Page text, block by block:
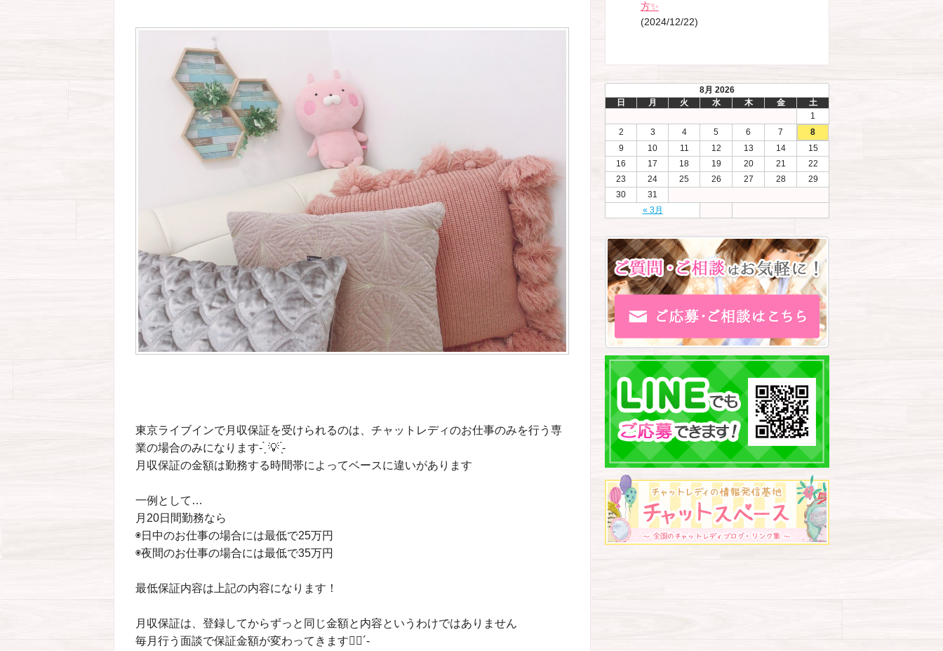
東京ライブインで月収保証を受けられるのは、チャットレディのお仕事のみを行う専
業の場合のみになります- ̗̀ 💡 ̖́-
月収保証の金額は勤務する時間帯によってベースに違いがあります
一例として…
月20日間勤務なら
◉日中のお仕事の場合には最低で25万円
◉夜間のお仕事の場合には最低で35万円
最低保証内容は上記の内容になります！
月収保証は、登録してからずっと同じ金額と内容というわけではありません
毎月行う面談で保証金額が変わってきます👍🏻´-
方✨
(2024/12/22)
8月 2026
日
月 火 水 木 金 土
« 3月
1
2
3 4 5 6 7
8
9
10 11 12 13 14
15
16
17 18 19 20 21
22
23
24 25 26 27 28
29
30
31